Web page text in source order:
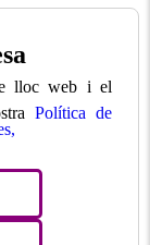
lloc web i el
Política de